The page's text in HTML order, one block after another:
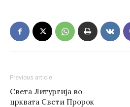
Previous article
Света Литургија во
црквата Свети Пророк